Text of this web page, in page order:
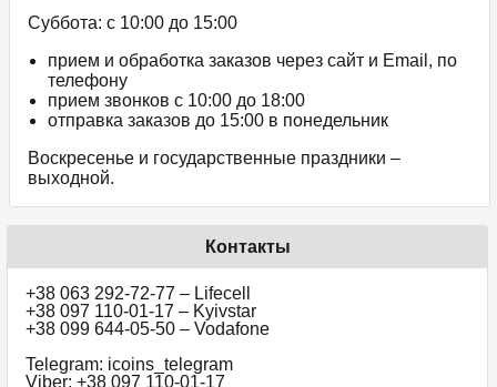
Суббота: с 10:00 до 15:00
прием и обработка заказов через сайт и Email, по
телефону
прием звонков c 10:00 до 18:00
отправка заказов до 15:00 в понедельник
Воскресенье и государственные праздники –
выходной.
Контакты
+38 063 292-72-77 – Lifecell
+38 097 110-01-17 – Kyivstar
+38 099 644-05-50 – Vodafone
Telegram: icoins_telegram
Viber: +38 097 110-01-17